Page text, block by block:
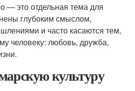
— это отдельная тема для
глубоким смыслом,
и часто касаются тем,
человеку: любовь, дружба,
культуру